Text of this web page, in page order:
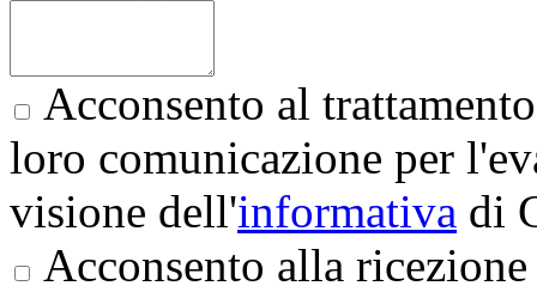
Acconsento al
loro comunicazione per
visione dell'informativa di
Acconsento alla